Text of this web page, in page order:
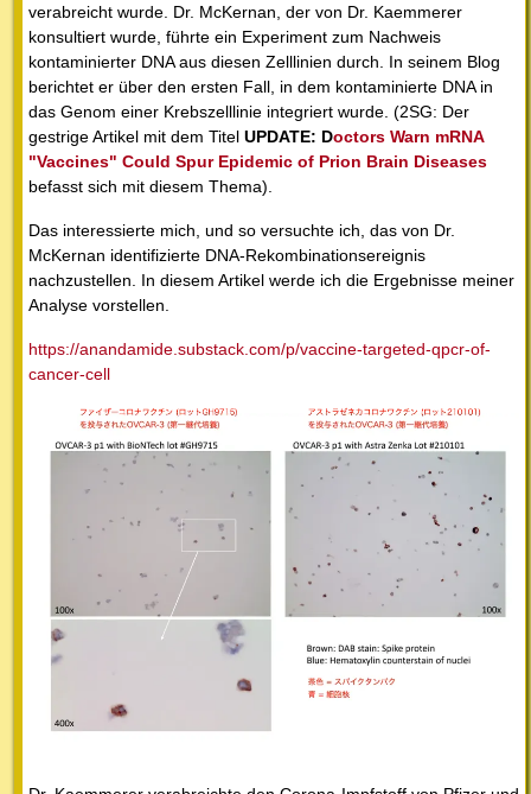
verabreicht wurde. Dr. McKernan, der von Dr. Kaemmerer
konsultiert wurde, führte ein Experiment zum Nachweis
kontaminierter DNA aus diesen Zelllinien durch. In seinem Blog
berichtet er über den ersten Fall, in dem kontaminierte DNA in
das Genom einer Krebszelllinie integriert wurde. (2SG: Der
gestrige Artikel mit dem Titel UPDATE: Doctors Warn mRNA
"Vaccines" Could Spur Epidemic of Prion Brain Diseases
befasst sich mit diesem Thema).
Das interessierte mich, und so versuchte ich, das von Dr.
McKernan identifizierte DNA-Rekombinationsereignis
nachzustellen. In diesem Artikel werde ich die Ergebnisse meiner
Analyse vorstellen.
https://anandamide.substack.com/p/vaccine-targeted-qpcr-of-
cancer-cell